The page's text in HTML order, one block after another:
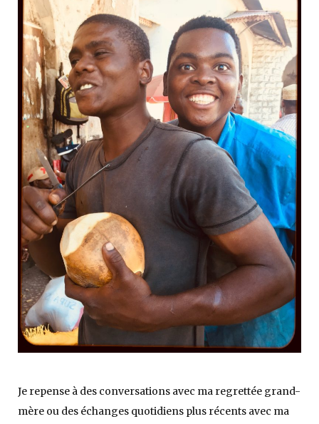
Je repense à des conversations avec ma regrettée grand-
mère ou des échanges quotidiens plus récents avec ma